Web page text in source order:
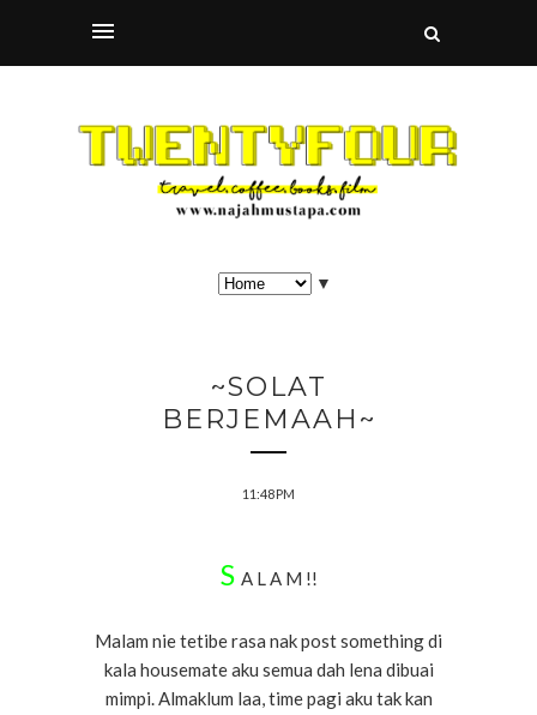
▼
~SOLAT
BERJEMAAH~
11:48 PM
S A L A M !!
Malam nie tetibe rasa nak post something di
kala housemate aku semua dah lena dibuai
mimpi. Almaklum laa, time pagi aku tak kan